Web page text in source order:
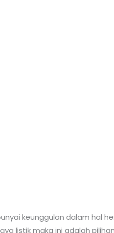
keunggulan dalam hal
listik maka ini adalah